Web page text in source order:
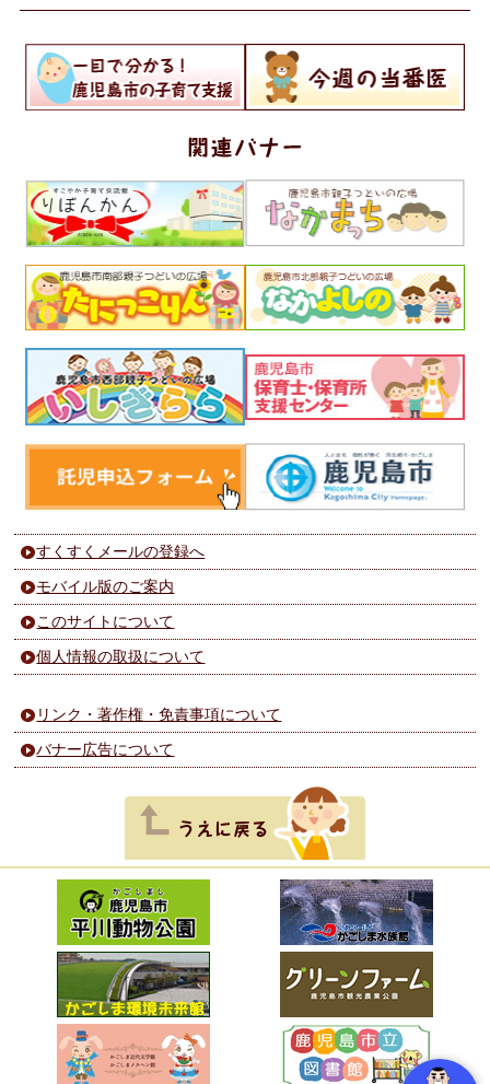
すくすくメールの登録へ
モバイル版のご案内
このサイトについて
個人情報の取扱について
リンク・著作権・免責事項について
バナー広告について